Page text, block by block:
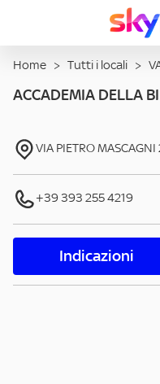
Home > Tutti i locali >
ACCADEMIA DELLA
VIA PIETRO MASCAGNI
+39 393 255 4219
Indicazioni